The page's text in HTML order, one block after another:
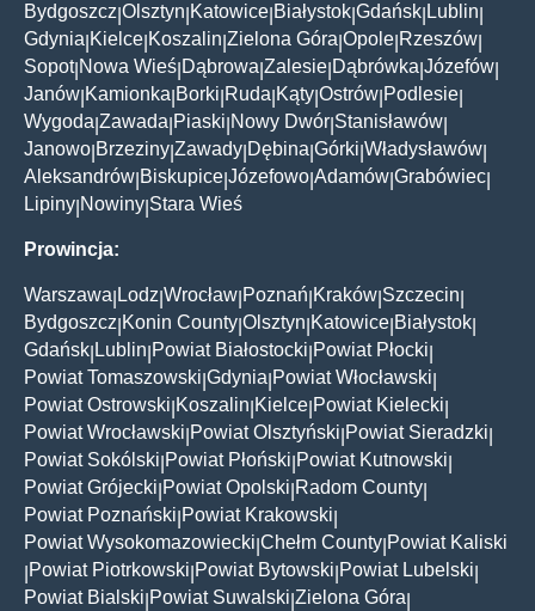
Bydgoszcz Olsztyn Katowice Białystok Gdańsk Lublin
Gdynia Kielce Koszalin Zielona Góra Opole Rzeszów
Sopot| Nowa Wieś Dąbrowa Zalesie Dąbrówka Józefów
Janów Kamionka Borki Ruda Kąty Ostrów Podlesie
Wygoda Zawada Piaski Nowy Dwór Stanisławów
Janowo Brzeziny Zawady Dębina Górki Władysławów
Aleksandrów Biskupice Józefowo Adamów Grabówiec
Lipiny Nowiny Stara Wieś
Prowincja:
Warszawa Lodz Wrocław Poznań Kraków Szczecin
Bydgoszcz Konin County Olsztyn Katowice Białystok
Gdańsk Lublin Powiat Białostocki Powiat Płocki
Powiat Tomaszowski Gdynia Powiat Włocławski
Powiat Ostrowski Koszalin Kielce Powiat Kielecki
Powiat Wrocławski Powiat Olsztyński Powiat Sieradzki
Powiat Sokólski Powiat Płoński Powiat Kutnowski
Powiat Grójecki Powiat Opolski Radom County
Powiat Poznański Powiat Krakowski
Powiat Wysokomazowiecki Chełm County Powiat Kaliski
Powiat Piotrkowski Powiat Bytowski Powiat Lubelski
Powiat Bialski Powiat Suwalski Zielona Góra